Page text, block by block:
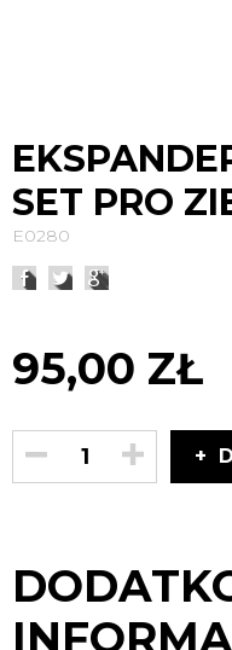
SET PRO
E0280
95,00 ZŁ
+